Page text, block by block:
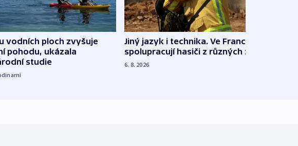
vodních ploch zvyšuje
pohodu, ukázala
studie
Jiný jazyk i technika. Ve Francii
spolupracují hasiči z různých zemí
6. 8. 2026